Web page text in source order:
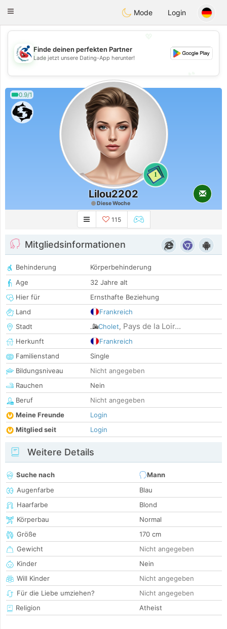
Handi Space
Toggle
Mode Login
💖
💕
Finde deinen perfekten Partner
Lade jetzt unsere Dating-App herunter!
0.9/1
1
Lilou2202
Diese Woche
115
Mitgliedsinformationen
Behinderung
Körperbehinderung
Age
32 Jahre alt
Hier für
Ernsthafte Beziehung
Land
Frankreich
Stadt
Cholet, Pays de la Loir...
Herkunft
Frankreich
Familienstand
Single
Bildungsniveau
Nicht angegeben
Rauchen
Nein
Beruf
Nicht angegeben
Meine Freunde
Login
Mitglied seit
Login
Weitere Details
Suche nach
Mann
Augenfarbe
Blau
Haarfarbe
Blond
Körperbau
Normal
Größe
170 cm
Gewicht
Nicht angegeben
Kinder
Nein
Will Kinder
Nicht angegeben
Für die Liebe umziehen?
Nicht angegeben
Religion
Atheist